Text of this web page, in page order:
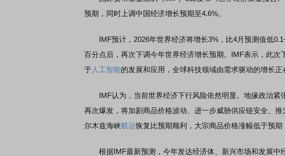
预期，同时上调中国经济增长预期至4.6%。
IMF预计，2026年世界经济将增长3%，比4月预测值低0.1
百分点后，再次下调今年世界经济增长预期。IMF表示，此次
于人工智能的发展和应用，全球科技领域由需求驱动的增长正
IMF认为，当前世界经济下行风险依然明显。地缘政治紧
再次爆发，将加剧商品价格波动、进一步威胁供应链安全、
尔木兹海峡航运恢复比预期顺利，大宗商品价格涨幅低于预期
根据IMF最新预测，今年发达经济体、新兴市场和发展中